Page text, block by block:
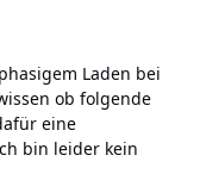
Laden bei
ob folgende
eine
bin leider kein